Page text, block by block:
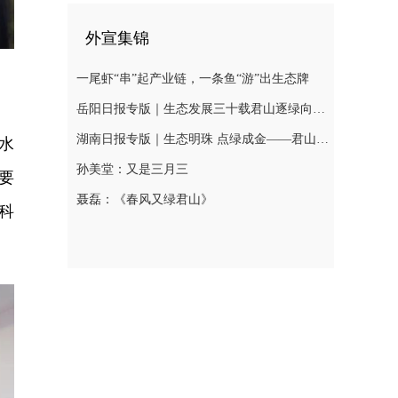
外宣集锦
一尾虾“串”起产业链，一条鱼“游”出生态牌
岳阳日报专版｜生态发展三十载君山逐绿向未来
湖南日报专版｜生态明珠 点绿成金——君山区绘就生态优先高质量发展新图景
孙美堂：又是三月三
聂磊：《春风又绿君山》